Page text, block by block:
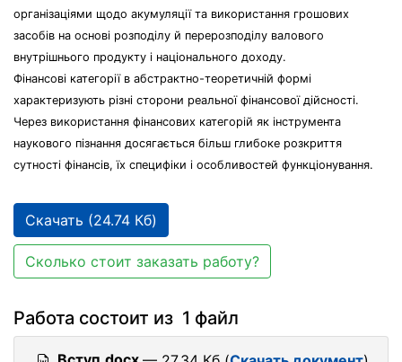
організаціями щодо акумуляції та використання грошових
засобів на основі розподілу й перерозподілу валового
внутрішнього продукту і національного доходу.
Фінансові категорії в абстрактно-теоретичній формі
характеризують різні сторони реальної фінансової дійсності.
Через використання фінансових категорій як інструмента
наукового пізнання досягається більш глибоке розкриття
сутності фінансів, їх специфіки і особливостей функціонування.
Скачать (24.74 Кб)
Сколько стоит заказать работу?
Работа состоит из 1 файл